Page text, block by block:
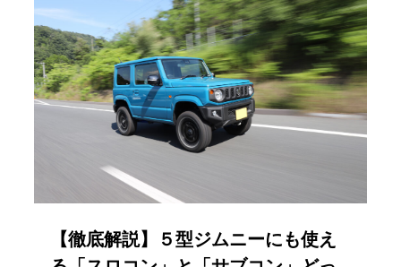
【徹底解説】５型ジムニーにも使え